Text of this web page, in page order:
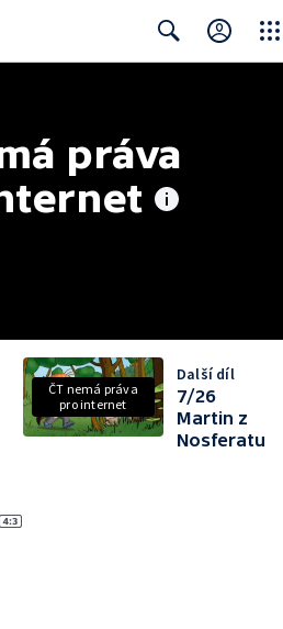
práva
ČT nemá práva
pro internet
Další díl
7/26
Martin z
Nosferatu